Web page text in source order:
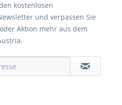
kostenlosen
und verpassen Sie
Aktion mehr aus dem